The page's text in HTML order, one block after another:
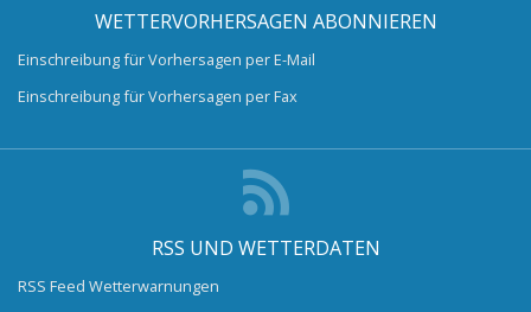
WETTERVORHERSAGEN ABONNIEREN
Einschreibung für Vorhersagen per E-Mail
Einschreibung für Vorhersagen per Fax
RSS UND WETTERDATEN
RSS Feed Wetterwarnungen